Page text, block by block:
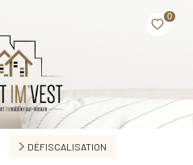
0
DÉFISCALISATION